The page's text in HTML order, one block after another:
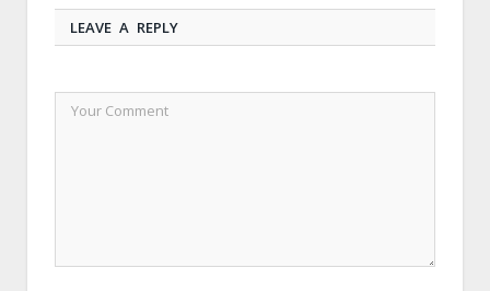
LEAVE A REPLY